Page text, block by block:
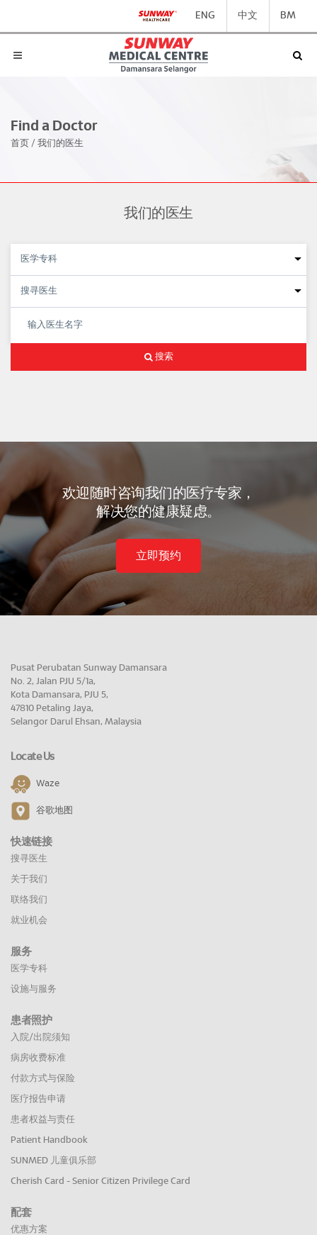
ENG 中文 BM
Find a Doctor
首页 / 我们的医生
我们的医生
搜索
欢迎随时咨询我们的医疗专家，
解决您的健康疑虑。
立即预约
Pusat Perubatan Sunway Damansara
No. 2, Jalan PJU 5/1a,
Kota Damansara, PJU 5,
47810 Petaling Jaya,
Selangor Darul Ehsan, Malaysia
Locate Us
Waze
谷歌地图
快速链接
搜寻医生
关于我们
联络我们
就业机会
服务
医学专科
设施与服务
患者照护
入院/出院须知
病房收费标准
付款方式与保险
医疗报告申请
患者权益与责任
Patient Handbook
SUNMED 儿童俱乐部
Cherish Card - Senior Citizen Privilege Card
配套
优惠方案